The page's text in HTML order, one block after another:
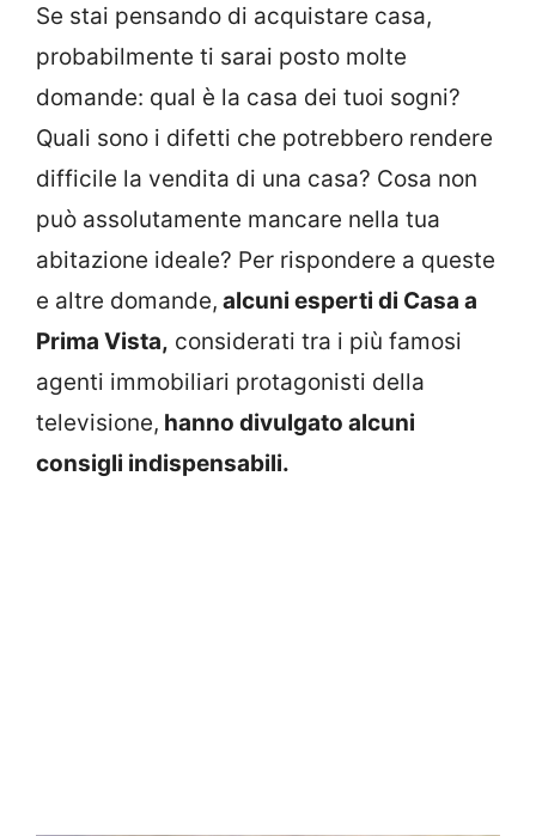
Se stai pensando di acquistare casa,
probabilmente ti sarai posto molte
domande: qual è la casa dei tuoi sogni?
Quali sono i difetti che potrebbero rendere
difficile la vendita di una casa? Cosa non
può assolutamente mancare nella tua
abitazione ideale? Per rispondere a queste
e altre domande, alcuni esperti di Casa a
Prima Vista, considerati tra i più famosi
agenti immobiliari protagonisti della
televisione, hanno divulgato alcuni
consigli indispensabili.